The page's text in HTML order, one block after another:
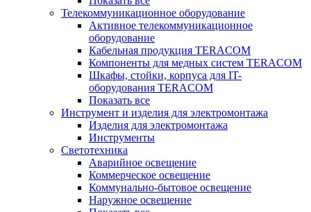
Телекоммуникационное оборудование
Активное телекоммуникационное
оборудование
Кабельная продукция TERACOM
Компоненты для медных систем TERACOM
Шкафы, стойки, корпуса для IT-
оборудования TERACOM
Показать все
Инструмент и изделия для электромонтажа
Изделия для электромонтажа
Инструменты
Светотехника
Аварийное освещение
Коммерческое освещение
Коммунально-бытовое освещение
Наружное освещение